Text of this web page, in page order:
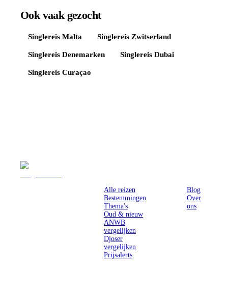
Ook vaak gezocht
Singlereis Malta Singlereis Zwitserland
Singlereis Denemarken Singlereis Dubai
Singlereis Curaçao
Alle reizen
Bestemmingen
Thema's
Oud & nieuw
ANWB
vergelijken
Djoser
vergelijken
Prijsalerts
Blog
Over
ons